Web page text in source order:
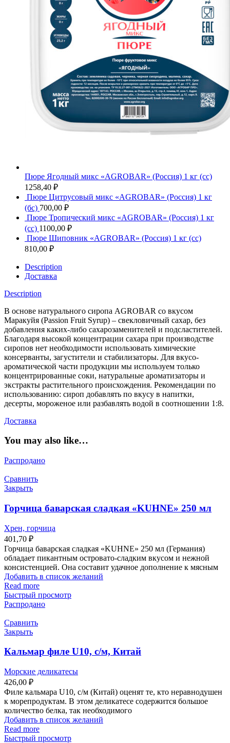
Пюре Ягодный микс «AGROBAR» (Россия) 1 кг (сс)
1258,40 ₽
Пюре Цитрусовый микс «AGROBAR» (Россия) 1 кг
(бс) 700,00 ₽
Пюре Тропический микс «AGROBAR» (Россия) 1 кг
(сс) 1100,00 ₽
Пюре Шиповник «AGROBAR» (Россия) 1 кг (сс)
810,00 ₽
Description
Доставка
Description
В основе натурального сиропа AGROBAR со вкусом
Маракуйя (Passion Fruit Syrup) – свекловичный сахар, без
добавления каких-либо сахарозаменителей и подсластителей.
Благодаря высокой концентрации сахара при производстве
сиропов нет необходимости использовать химические
консерванты, загустители и стабилизаторы. Для вкусо-
ароматической части продукции мы используем только
концентрированные соки, натуральные ароматизаторы и
экстракты растительного происхождения. Рекомендации по
использованию: сироп добавлять по вкусу в напитки,
десерты, мороженое или разбавлять водой в соотношении 1:8.
Доставка
You may also like…
Распродано
Сравнить
Закрыть
Горчица баварская сладкая «KUHNE» 250 мл
Хрен, горчица
401,70 ₽
Горчица баварская сладкая «KUHNE» 250 мл (Германия)
обладает пикантным островато-сладким вкусом и нежной
консистенцией. Она составит удачное дополнение к мясным
Добавить в список желаний
Read more
Быстрый просмотр
Распродано
Сравнить
Закрыть
Кальмар филе U10, с/м, Китай
Морские деликатесы
426,00 ₽
Филе кальмара U10, с/м (Китай) оценят те, кто неравнодушен
к морепродуктам. В этом деликатесе содержится большое
количество белка, так необходимого
Добавить в список желаний
Read more
Быстрый просмотр